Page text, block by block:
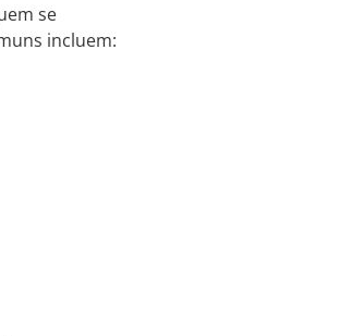
se
incluem: